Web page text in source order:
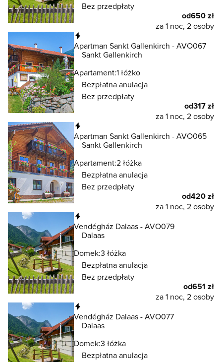
Bez przedpłaty
od650 zł
za 1 noc, 2 osoby
Apartman Sankt Gallenkirch - AVO067
Sankt Gallenkirch
Apartament:1 łóżko
Bezpłatna anulacja
Bez przedpłaty
od317 zł
za 1 noc, 2 osoby
Apartman Sankt Gallenkirch - AVO065
Sankt Gallenkirch
Apartament:2 łóżka
Bezpłatna anulacja
Bez przedpłaty
od420 zł
za 1 noc, 2 osoby
Vendégház Dalaas - AVO079
Dalaas
Domek:3 łóżka
Bezpłatna anulacja
Bez przedpłaty
od651 zł
za 1 noc, 2 osoby
Vendégház Dalaas - AVO077
Dalaas
Domek:3 łóżka
Bezpłatna anulacja